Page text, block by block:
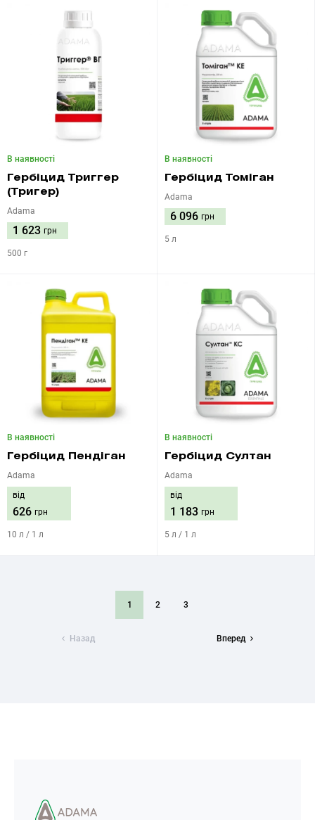
В наявності
Гербіцид Триггер
(Тригер)
Adama
1 623 грн
500 г
В наявності
Гербіцид Томіган
Adama
6 096 грн
5 л
В наявності
Гербіцид Пендіган
Adama
від
626 грн
10 л / 1 л
В наявності
Гербіцид Султан
Adama
від
1 183 грн
5 л / 1 л
Назад
1 2 3
Вперед